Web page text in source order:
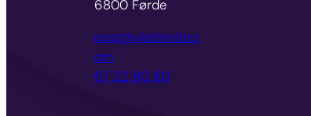
6800 Førde
post@visitinvite.c
om
67 22 80 80